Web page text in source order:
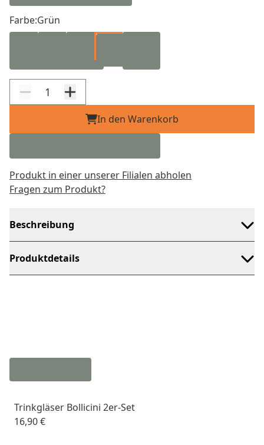
Farbe:Grün
In den Warenkorb
Produkt in einer unserer Filialen abholen
Fragen zum Produkt?
Beschreibung
Produktdetails
Trinkgläser Bollicini 2er-Set
16,90 €